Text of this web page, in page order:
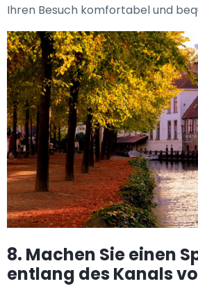
Ihren Besuch komfortabel und
8. Machen Sie einen
entlang des Kanals